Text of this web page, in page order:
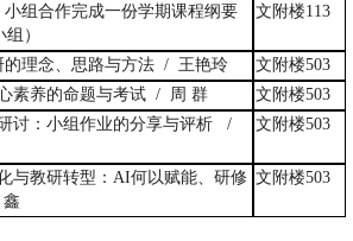
小组合作完成一份学期课程纲要
组）
文附楼113
的理念、思路与方法 / 王艳玲 文附楼503
素养的命题与考试 / 周 群 文附楼503
讨：小组作业的分享与评析
/
文附楼503
与教研转型： AI何以赋能 、研修
鑫
文附楼503